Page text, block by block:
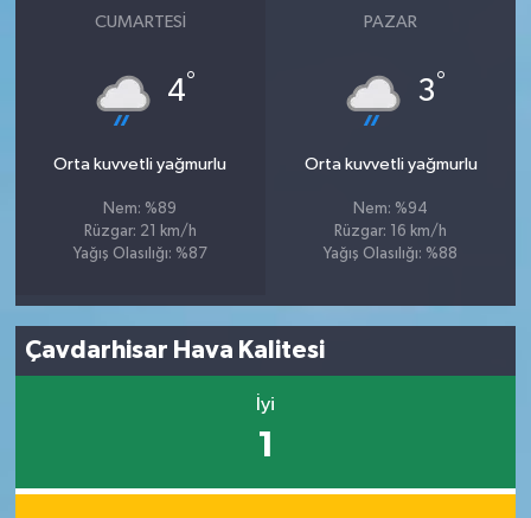
CUMARTESI
4°
Orta kuvvetli yağmurlu
Nem: %89
Rüzgar: 21 km/h
Yağış Olasılığı: %87
PAZAR
3°
Orta kuvvetli yağmurlu
Nem: %94
Rüzgar: 16 km/h
Yağış Olasılığı: %88
Çavdarhisar Hava Kalitesi
İyi
1